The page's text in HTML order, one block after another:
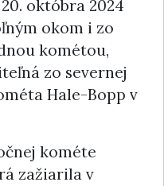
októbra 2024
okom i zo
kométou,
zo severnej
Hale-Bopp v
kométe
zažiarila v